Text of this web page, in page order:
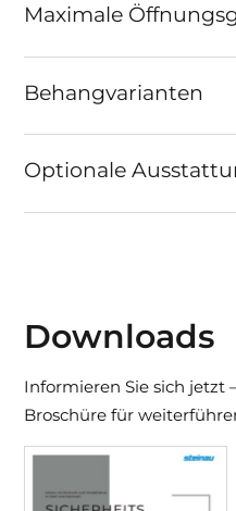
Maximale
Behangvarianten
Optionale
Downloads
Informieren Sie sich jetzt
Broschüre für